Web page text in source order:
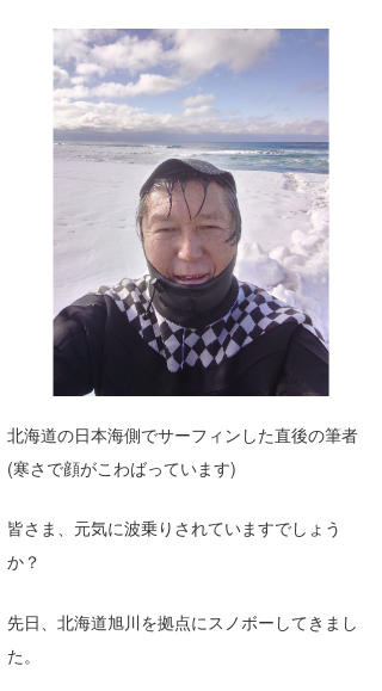
北海道の日本海側でサーフィンした直後の筆者
(寒さで顔がこわばっています)
皆さま、元気に波乗りされていますでしょう
か？
先日、北海道旭川を拠点にスノボーしてきまし
た。
Naoya Kimoto
mitsuteru Kamio
Yasunari Inoue
Yoshiyuki Obata
arukasvision
DELTA FORCE SURF
CBA Films
メディア
SURFMEDIA
Colors MAGAZINE
波伝説アンバサダー/プロライダー
福島寿実子
中浦“JET”章
嵯峨明日香
進士剛光
田原啓江
NOBUFUKU
大野”MAR”修聖
喜納海人
波伝説スタッフ
+☆maki☆+
Aichan
chan-U
G◎Da
H
KID
KY